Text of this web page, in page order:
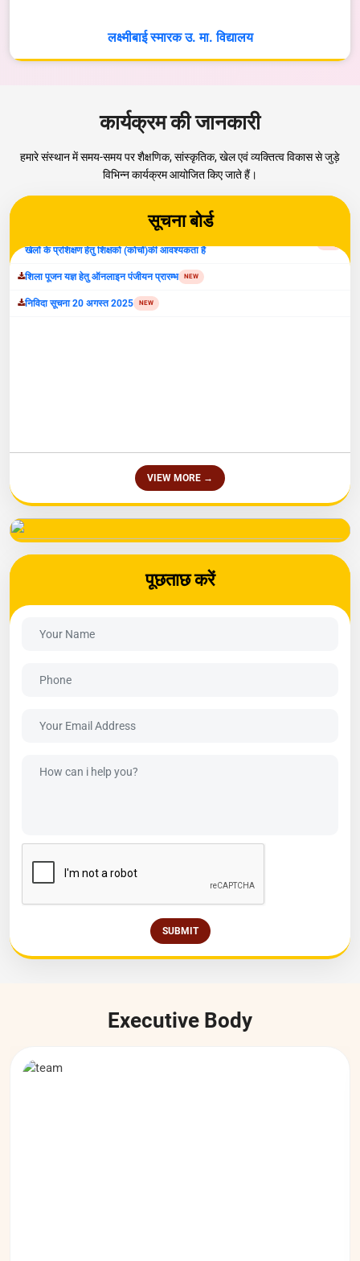
लक्ष्मीबाई स्मारक उ. मा. विद्यालय
कार्यक्रम की जानकारी
हमारे संस्थान में समय-समय पर शैक्षणिक, सांस्कृतिक, खेल एवं व्यक्तित्व विकास से जुड़े
विभिन्न कार्यक्रम आयोजित किए जाते हैं।
सूचना बोर्ड
Parvati Vidya Peeth Organize Inter-School Competiton-2026 NEW
मध्यभारत शिक्षा समिति का प्रकल्प ऋषि गालव विश्वविद्यालय भूमिपूजन कार्यक्रम ज्येष्ठ
मध्यभारत शिक्षा समिति के खेल क्षेत्र में कार्य करने वाली संस्था पार्वती खेल अकादमी में
NEW
VIEW MORE →
पूछताछ करें
SUBMIT
Executive Body